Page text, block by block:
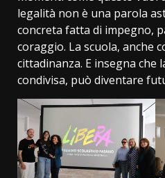
legalità non è una parola
concreta fatta di impegno,
coraggio. La scuola, anche
cittadinanza. E insegna che
condivisa, può diventare